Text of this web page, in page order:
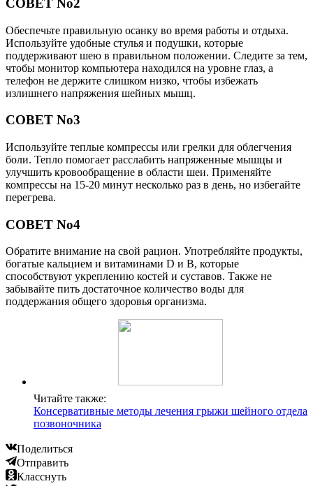
СОВЕТ No2
Обеспечьте правильную осанку во время работы и отдыха.
Используйте удобные стулья и подушки, которые
поддерживают шею в правильном положении. Следите за тем,
чтобы монитор компьютера находился на уровне глаз, а
телефон не держите слишком низко, чтобы избежать
излишнего напряжения шейных мышц.
СОВЕТ No3
Используйте теплые компрессы или грелки для облегчения
боли. Тепло помогает расслабить напряженные мышцы и
улучшить кровообращение в области шеи. Применяйте
компрессы на 15-20 минут несколько раз в день, но избегайте
перегрева.
СОВЕТ No4
Обратите внимание на свой рацион. Употребляйте продукты,
богатые кальцием и витаминами D и B, которые
способствуют укреплению костей и суставов. Также не
забывайте пить достаточное количество воды для
поддержания общего здоровья организма.
Читайте также:
Консервативные методы лечения грыжи шейного отдела
позвоночника
Поделиться
Отправить
Класснуть